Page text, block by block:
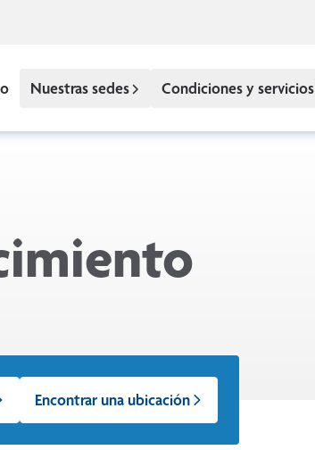
Nuestras sedes Condiciones y servicios
Encontrar una ubicación